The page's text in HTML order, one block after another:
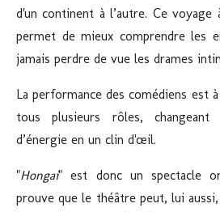
d'un continent à l’autre. Ce voyage
permet de mieux comprendre les
jamais perdre de vue les drames
La performance des comédiens est
tous plusieurs rôles,
d’énergie en un clin d'œil.
"Hongai" est donc un spectacle
prouve que le théâtre peut, lui